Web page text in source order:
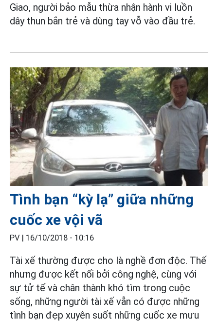
Giao, người bảo mẫu thừa nhận hành vi luồn
dây thun bắn trẻ và dùng tay vỗ vào đầu trẻ.
Tình bạn “kỳ lạ” giữa những
cuốc xe vội vã
PV | 16/10/2018 - 10:16
Tài xế thường được cho là nghề đơn độc. Thế
nhưng được kết nối bởi công nghệ, cùng với
sự tử tế và chân thành khó tìm trong cuộc
sống, những người tài xế vẫn có được những
tình bạn đẹp xuyên suốt những cuốc xe mưu